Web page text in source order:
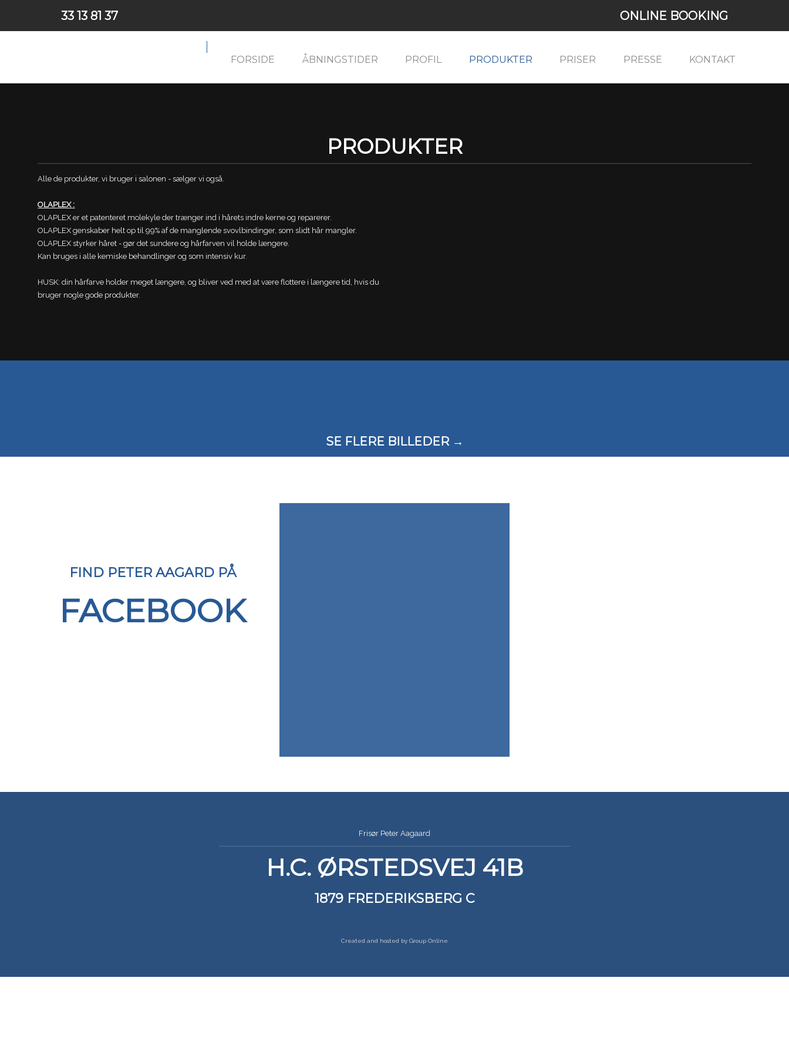
33 13 81 37 ONLINE BOOKING
FORSIDE ÅBNINGSTIDER PROFIL PRODUKTER PRISER PRESSE KONTAKT
PRODUKTER​
Alle de produkter, vi bruger i salonen - sælger vi også.
OLAPLEX :
OLAPLEX er et patenteret molekyle der trænger ind i hårets indre kerne og reparerer.
OLAPLEX genskaber helt op til 99% af de manglende svovlbindinger, som slidt hår mangler.
OLAPLEX styrker håret - gør det sundere og hårfarven vil holde længere.
Kan bruges i alle kemiske behandlinger og som intensiv kur.
HUSK: din hårfarve holder meget længere, og bliver ved med at være flottere i længere tid, hvis du
bruger nogle gode produkter.
SE FLERE BILLEDER ​→
FIND ​PETER AAGARD PÅ
FACEBOOK
​Frisør Peter Aagaard​
H.C. ØRSTEDSVEJ 41B
1879 FREDERIKSBERG C
Created and hosted by Group Online